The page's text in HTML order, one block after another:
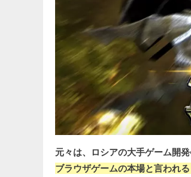
元々は、ロシアの大手ゲーム開
ブラウザゲームの本場と言われ